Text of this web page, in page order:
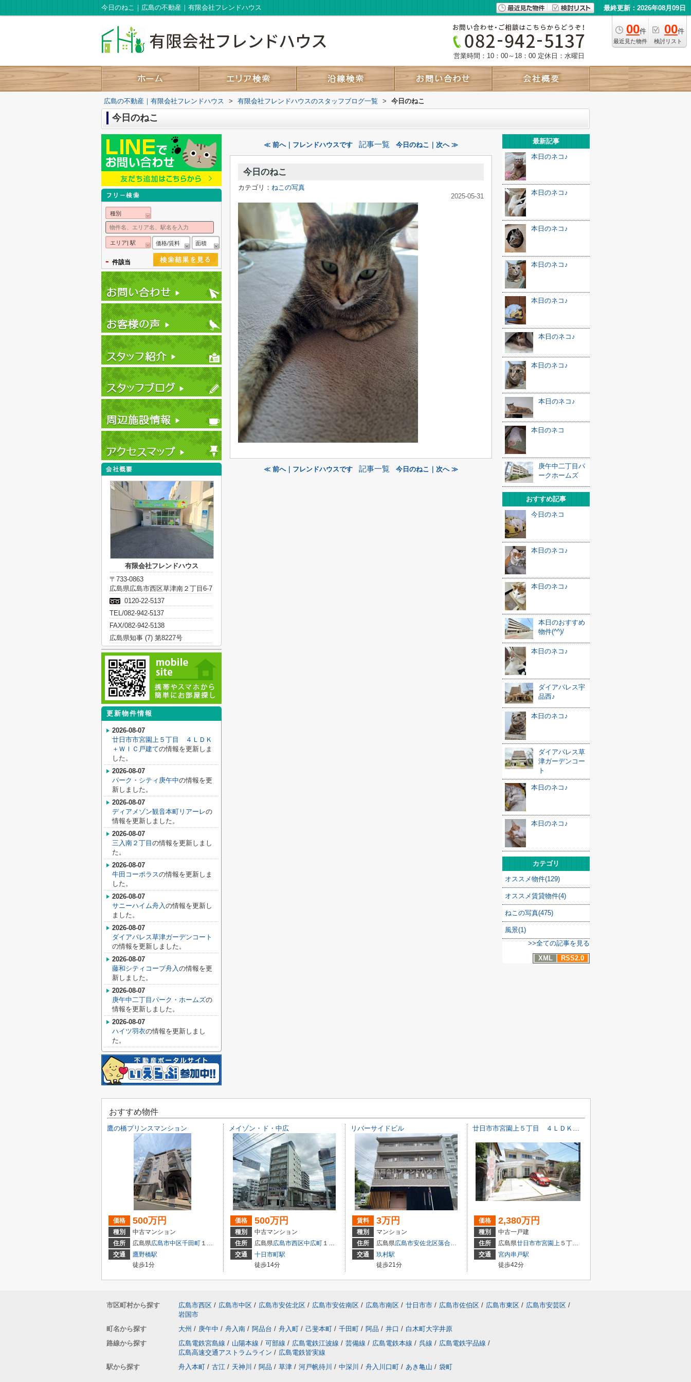
今日のねこ｜広島の不動産｜有限会社フレンドハウス 最終更新：2026年08月09日
00件
最近見た物件
00件
検討リスト
営業時間：10：00～18：00 定休日：水曜日
広島の不動産｜有限会社フレンドハウス > 有限会社フレンドハウスのスタッフブログ一覧 > 今日のねこ
今日のねこ
≪ 前へ｜フレンドハウスです 記事一覧 今日のねこ｜次へ ≫
今日のねこ
カテゴリ： ねこの写真
2025-05-31
≪ 前へ｜フレンドハウスです 記事一覧 今日のねこ｜次へ ≫
最新記事
本日のネコ♪
本日のネコ♪
本日のネコ♪
本日のネコ♪
本日のネコ♪
本日のネコ♪
本日のネコ♪
本日のネコ♪
本日のネコ
庚午中二丁目パ
ークホームズ
おすすめ記事
今日のネコ
本日のネコ♪
本日のネコ♪
本日のおすすめ
物件(^^)/
本日のネコ♪
ダイアパレス宇
品西♪
本日のネコ♪
ダイアパレス草
津ガーデンコー
ト
本日のネコ♪
本日のネコ♪
カテゴリ
オススメ物件(129)
オススメ賃貸物件(4)
ねこの写真(475)
風景(1)
>>全ての記事を見る
XML
RSS2.0
種別
エリア| 駅 価格/賃料 面積
- 件該当
有限会社フレンドハウス
〒733-0863
広島県広島市西区草津南２丁目6-7
0120-22-5137
TEL/082-942-5137
FAX/082-942-5138
広島県知事 (7) 第8227号
更新物件情報
2026-08-07
廿日市市宮園上５丁目 ４ＬＤＫ
＋ＷＩＣ戸建ての情報を更新しま
した。
2026-08-07
パーク・シティ庚午中の情報を更
新しました。
2026-08-07
ディアメゾン観音本町リアーレの
情報を更新しました。
2026-08-07
三入南２丁目 の情報を更新しまし
た。
2026-08-07
牛田コーポラスの情報を更新しま
した。
2026-08-07
サニーハイム舟入の情報を更新し
ました。
2026-08-07
ダイアパレス草津ガーデンコート
の情報を更新しました。
2026-08-07
藤和シティコープ舟入の情報を更
新しました。
2026-08-07
庚午中二丁目パーク・ホームズの
情報を更新しました。
2026-08-07
ハイツ羽衣の情報を更新しまし
た。
おすすめ物件
鷹の橋プリンスマンション
価格 500万円
種別
中古マンション
住所
広島県広島市中区千田町 １丁目3-9
交通
鷹野橋駅
徒歩1分
メイゾン・ド・中広
価格 500万円
種別
中古マンション
住所
広島県広島市西区中広町 １丁目3-18
交通
十日市町駅
徒歩14分
リバーサイドビル
賃料 3万円
種別
マンション
住所
広島県広島市安佐北区落合南
２丁目1-18
交通
玖村駅
徒歩21分
廿日市市宮園上５丁目 ４ＬＤＫ＋ＷＩＣ戸建て
価格 2,380万円
種別
中古一戸建
住所
広島県廿日市市宮園上 ５丁目4-27
交通
宮内串戸駅
徒歩42分
市区町村から探す 広島市西区 / 広島市中区 / 広島市安佐北区 / 広島市安佐南区 / 広島市南区 / 廿日市市 / 広島市佐伯区 / 広島市東区 / 広島市安芸区 /
岩国市
町名から探す
大州 / 庚午中 / 舟入南 / 阿品台 / 舟入町 / 己斐本町 / 千田町 / 阿品 / 井口 / 白木町大字井原
路線から探す
広島電鉄宮島線 / 山陽本線 / 可部線 / 広島電鉄江波線 / 芸備線 / 広島電鉄本線 / 呉線 / 広島電鉄宇品線 /
広島高速交通アストラムライン / 広島電鉄皆実線
駅から探す
舟入本町 / 古江 / 天神川 / 阿品 / 草津 / 河戸帆待川 / 中深川 / 舟入川口町 / あき亀山 / 袋町